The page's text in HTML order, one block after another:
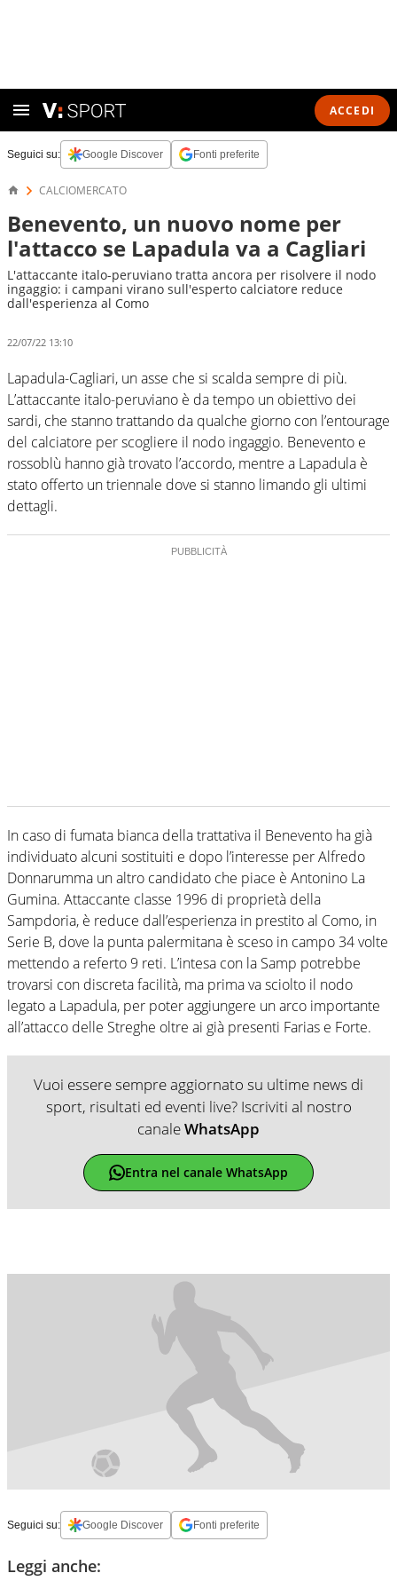
ACCEDI
Seguici su: Google Discover Fonti preferite
CALCIOMERCATO
Benevento, un nuovo nome per
l'attacco se Lapadula va a Cagliari
L'attaccante italo-peruviano tratta ancora per risolvere il nodo
ingaggio: i campani virano sull'esperto calciatore reduce
dall'esperienza al Como
22/07/22 13:10
Lapadula-Cagliari, un asse che si scalda sempre di più.
L’attaccante italo-peruviano è da tempo un obiettivo dei
sardi, che stanno trattando da qualche giorno con l’entourage
del calciatore per scogliere il nodo ingaggio. Benevento e
rossoblù hanno già trovato l’accordo, mentre a Lapadula è
stato offerto un triennale dove si stanno limando gli ultimi
dettagli.
In caso di fumata bianca della trattativa il Benevento ha già
individuato alcuni sostituiti e dopo l’interesse per Alfredo
Donnarumma un altro candidato che piace è Antonino La
Gumina. Attaccante classe 1996 di proprietà della
Sampdoria, è reduce dall’esperienza in prestito al Como, in
Serie B, dove la punta palermitana è sceso in campo 34 volte
mettendo a referto 9 reti. L’intesa con la Samp potrebbe
trovarsi con discreta facilità, ma prima va sciolto il nodo
legato a Lapadula, per poter aggiungere un arco importante
all’attacco delle Streghe oltre ai già presenti Farias e Forte.
Vuoi essere sempre aggiornato su ultime news di
sport, risultati ed eventi live? Iscriviti al nostro
canaleWhatsApp
Entra nel canale WhatsApp
Seguici su: Google Discover Fonti preferite
Leggi anche: